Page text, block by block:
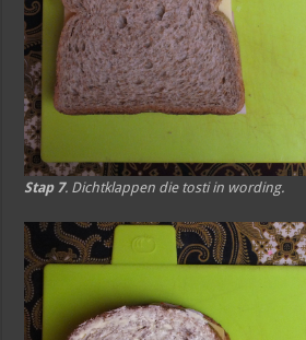
Stap 7. Dichtklappen die tosti in wording.